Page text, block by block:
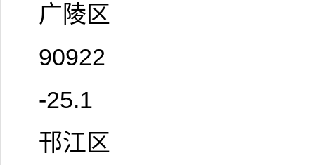
广陵区
90922
-25.1
邗江区